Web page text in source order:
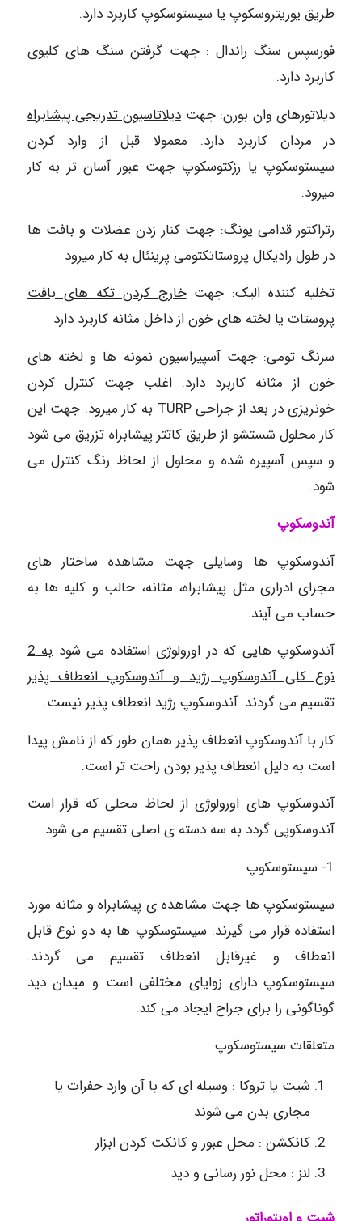
طریق یوریتروسکوپ یا سیستوسکوپ کاربرد دارد.
فورسپس سنگ راندال : جهت گرفتن سنگ های کلیوی
کاربرد دارد.
دیلاتورهای وان بورن: جهتدیلاتاسیون تدریجی پیشابراه
در مردان کاربرد دارد. معمولا قبل از وارد کردن
سیستوسکوپ یا رزکتوسکوپ جهت عبور آسان تر به کار
میرود.
رتراکتور قدامی یونگ:جهت کنار زدن عضلات و بافت ها
در طول رادیکال پروستاتکتومیپرینئال به کار میرود
تخلیه کننده الیک: جهتخارج کردن تکه های بافت
پروستات یا لخته های خوناز داخل مثانه کاربرد دارد
سرنگ تومی:جهت آسپیراسیون نمونه ها و لخته های
خوناز مثانه کاربرد دارد. اغلب جهت کنترل کردن
خونریزی در بعد از جراحی TURP به کار میرود. جهت این
کار محلول شستشو از طریق کاتتر پیشابراه تزریق می شود
و سپس آسپیره شده و محلول از لحاظ رنگ کنترل می
شود.
آندوسکوپ
آندوسکوپ ها وسایلی جهت مشاهده ساختار های
مجرای ادراری مثل پیشابراه، مثانه، حالب و کلیه ها به
حساب می آیند.
آندوسکوپ هایی که در اورولوژی استفاده می شود
به 2
نوع کلی آندوسکوپ رژید و آندوسکوپ انعطاف پذیر
تقسیم می گردند. آندوسکوپ رژید انعطاف پذیر نیست.
کار با آندوسکوپ انعطاف پذیر همان طور که از نامش پیدا
است به دلیل انعطاف پذیر بودن راحت تر است.
آندوسکوپ های اورولوژی از لحاظ محلی که قرار است
آندوسکوپی گردد به سه دسته ی اصلی تقسیم می شود:
1- سیستوسکوپ
سیستوسکوپ ها جهت مشاهده ی پیشابراه و مثانه مورد
استفاده قرار می گیرند. سیستوسکوپ ها به دو نوع قابل
انعطاف و غیرقابل انعطاف تقسیم می گردند.
سیستوسکوپ دارای زوایای مختلفی است و میدان دید
گوناگونی را برای جراح ایجاد می کند.
متعلقات سیستوسکوپ:
شیت یا تروکا : وسیله ای که با آن وارد حفرات یا
مجاری بدن می شوند
کانکشن : محل عبور و کانکت کردن ابزار
لنز : محل نور رسانی و دید